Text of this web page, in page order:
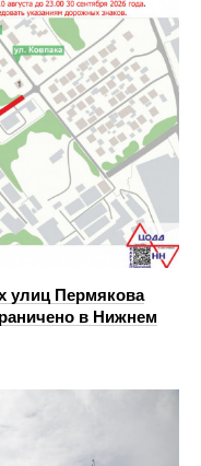
улиц Пермякова
в Нижнем